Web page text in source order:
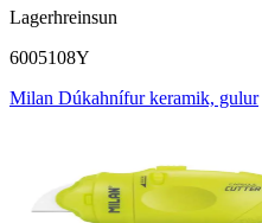
Lagerhreinsun
6005108Y
Milan Dúkahnífur keramik, gulur